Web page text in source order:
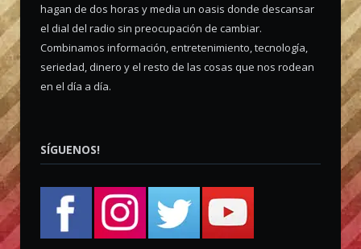
hagan de dos horas y media un oasis donde descansar
el dial del radio sin preocupación de cambiar.
Combinamos información, entretenimiento, tecnología,
seriedad, dinero y el resto de las cosas que nos rodean
en el día a día.
SÍGUENOS!